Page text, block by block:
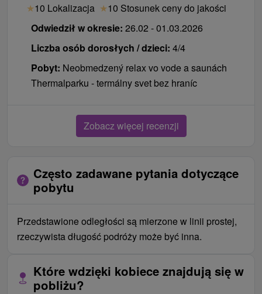
★10 Lokalizacja ★10 Stosunek ceny do jakości
Odwiedził w okresie: 26.02 - 01.03.2026
Liczba osób dorosłych / dzieci: 4/4
Pobyt: Neobmedzený relax vo vode a saunách
Thermalparku - termálny svet bez hraníc
Zobacz więcej recenzji
Często zadawane pytania dotyczące
pobytu
Przedstawione odległości są mierzone w linii prostej,
rzeczywista długość podróży może być inna.
Które wdzięki kobiece znajdują się w
pobliżu?